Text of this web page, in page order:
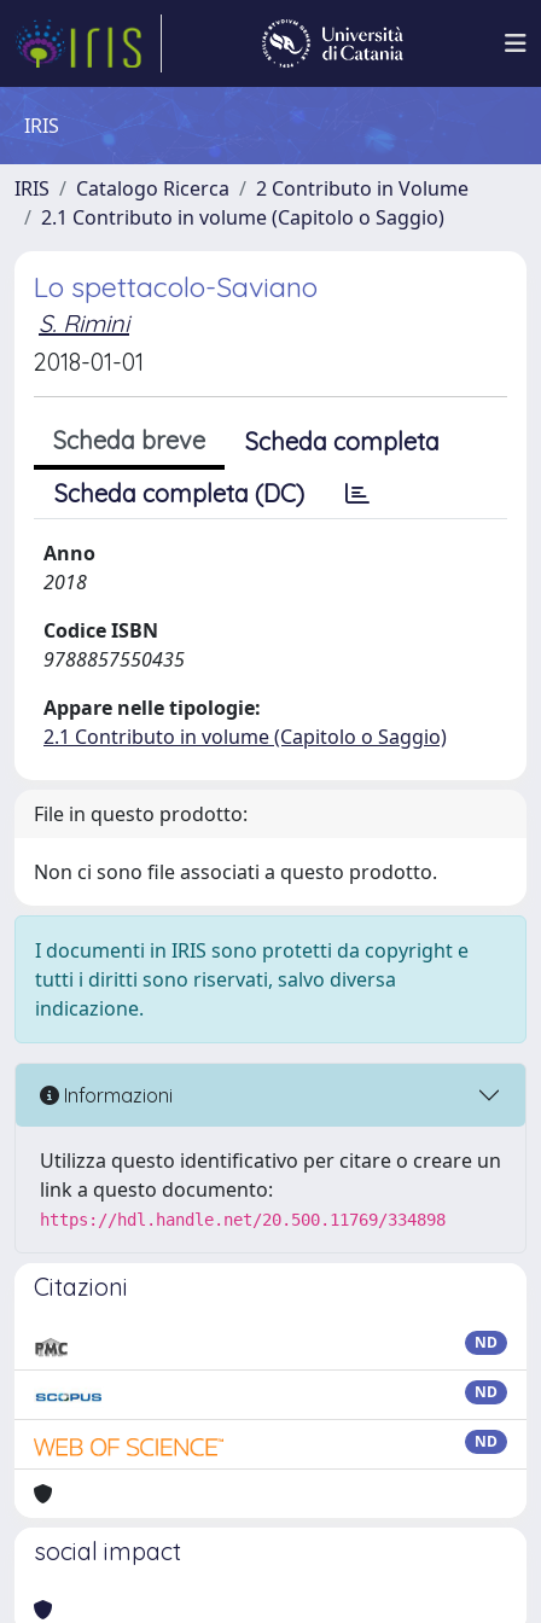
IRIS
IRIS Catalogo Ricerca
2 Contributo in Volume
2.1 Contributo in volume (Capitolo o Saggio)
Lo spettacolo-Saviano
S. Rimini
2018-01-01
Scheda breve
Scheda completa
Scheda completa (DC)
Anno
2018
Codice ISBN
9788857550435
Appare nelle tipologie:
2.1 Contributo in volume (Capitolo o Saggio)
File in questo prodotto:
Non ci sono file associati a questo prodotto.
I documenti in IRIS sono protetti da copyright e
tutti i diritti sono riservati, salvo diversa
indicazione.
Informazioni
Utilizza questo identificativo per citare o creare un
link a questo documento:
https://hdl.handle.net/20.500.11769/334898
Citazioni
ND
ND
ND
social impact